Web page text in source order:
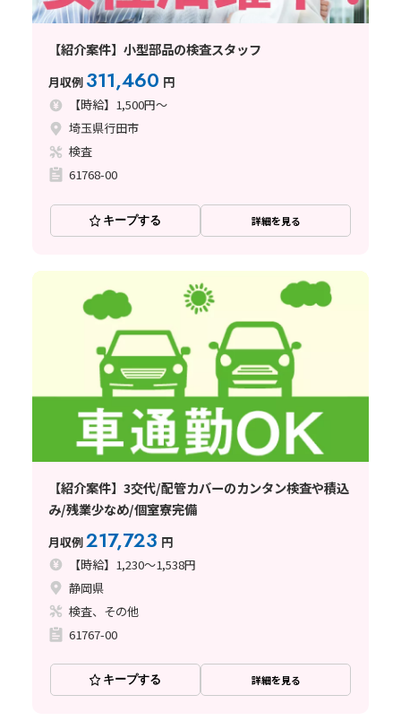
【紹介案件】小型部品の検査スタッフ
月収例 311,460 円
【時給】1,500円～
埼玉県行田市
検査
61768-00
キープする 詳細を見る
【紹介案件】3交代/配管カバーのカンタン検査や積込
み/残業少なめ/個室寮完備
月収例217,723 円
【時給】1,230～1,538円
静岡県
検査、その他
61767-00
キープする 詳細を見る